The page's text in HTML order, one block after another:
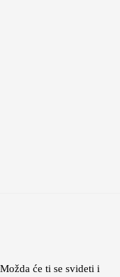
Možda će ti se svideti i